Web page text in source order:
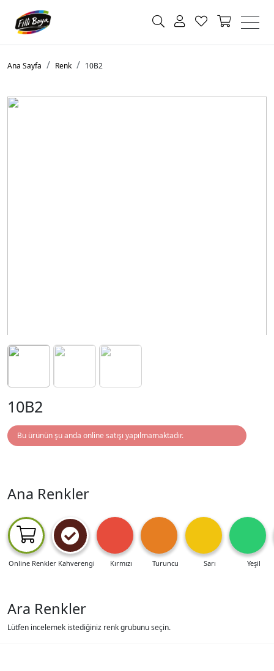
Ana Sayfa Renk 10B2
10B2
Bu ürünün şu anda online satışı yapılmamaktadır.
Ana Renkler
Online Renkler Kahverengi Kırmızı Turuncu Sarı Yeşil
Ara Renkler
Lütfen incelemek istediğiniz renk grubunu seçin.